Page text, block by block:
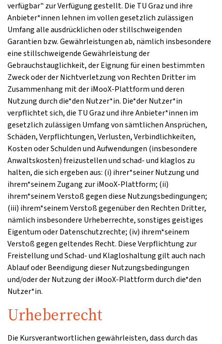
verfügbar" zur Verfügung gestellt. Die TU Graz und ihre
Anbieter*innen lehnen im vollen gesetzlich zulässigen
Umfang alle ausdrücklichen oder stillschweigenden
Garantien bzw. Gewährleistungen ab, nämlich insbesondere
eine stillschweigende Gewährleistung der
Gebrauchstauglichkeit, der Eignung für einen bestimmten
Zweck oder der Nichtverletzung von Rechten Dritter im
Zusammenhang mit der iMooX-Plattform und deren
Nutzung durch die*den Nutzer*in. Die*der Nutzer*in
verpflichtet sich, die TU Graz und ihre Anbieter*innen im
gesetzlich zulässigen Umfang von sämtlichen Ansprüchen,
Schäden, Verpflichtungen, Verlusten, Verbindlichkeiten,
Kosten oder Schulden und Aufwendungen (insbesondere
Anwaltskosten) freizustellen und schad- und klaglos zu
halten, die sich ergeben aus: (i) ihrer*seiner Nutzung und
ihrem*seinem Zugang zur iMooX-Plattform; (ii)
ihrem*seinem Verstoß gegen diese Nutzungsbedingungen;
(iii) ihrem*seinem Verstoß gegenüber den Rechten Dritter,
nämlich insbesondere Urheberrechte, sonstiges geistiges
Eigentum oder Datenschutzrechte; (iv) ihrem*seinem
Verstoß gegen geltendes Recht. Diese Verpflichtung zur
Freistellung und Schad- und Klagloshaltung gilt auch nach
Ablauf oder Beendigung dieser Nutzungsbedingungen
und/oder der Nutzung der iMooX-Plattform durch die*den
Nutzer*in.
Urheberrecht
Die Kursverantwortlichen gewährleisten, dass durch das